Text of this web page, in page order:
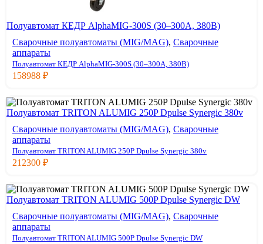
Полуавтомат КЕДР AlphaMIG-300S (30–300А, 380В)
Сварочные полуавтоматы (MIG/MAG), Сварочные
аппараты
Полуавтомат КЕДР AlphaMIG-300S (30–300А, 380В)
158988 ₽
Полуавтомат TRITON ALUMIG 250P Dpulse Synergic 380v
Сварочные полуавтоматы (MIG/MAG), Сварочные
аппараты
Полуавтомат TRITON ALUMIG 250P Dpulse Synergic 380v
212300 ₽
Полуавтомат TRITON ALUMIG 500P Dpulse Synergic DW
Сварочные полуавтоматы (MIG/MAG), Сварочные
аппараты
Полуавтомат TRITON ALUMIG 500P Dpulse Synergic DW